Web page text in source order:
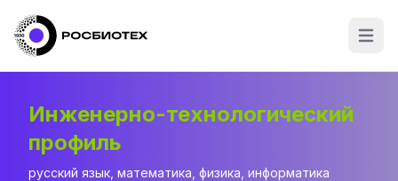
Open
Инженерно-технологический
профиль
русский язык, математика, физика, информатика